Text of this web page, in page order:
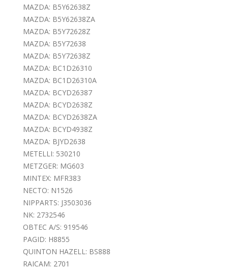
MAZDA: B5Y62638Z
MAZDA: B5Y62638ZA
MAZDA: B5Y72628Z
MAZDA: B5Y72638
MAZDA: B5Y72638Z
MAZDA: BC1D26310
MAZDA: BC1D26310A
MAZDA: BCYD26387
MAZDA: BCYD2638Z
MAZDA: BCYD2638ZA
MAZDA: BCYD4938Z
MAZDA: BJYD2638
METELLI: 530210
METZGER: MG603
MINTEX: MFR383
NECTO: N1526
NIPPARTS: J3503036
NK: 2732546
OBTEC A/S: 919546
PAGID: H8855
QUINTON HAZELL: BS888
RAICAM: 2701